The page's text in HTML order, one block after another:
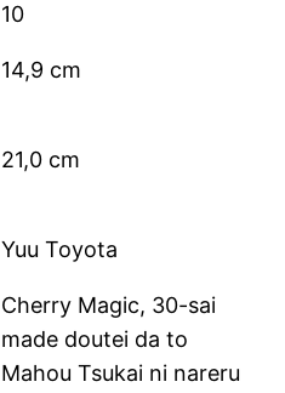
10
14,9 cm
21,0 cm
Yuu Toyota
Cherry Magic, 30-sai
made doutei da to
Mahou Tsukai ni nareru